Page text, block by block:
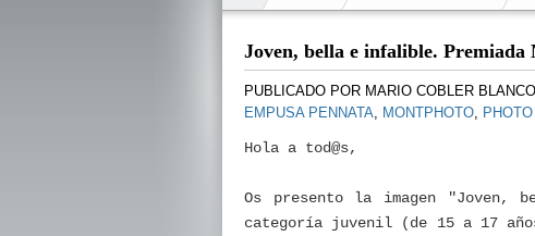
Joven, bella e infalible.
PUBLICADO POR MARIO COBLER BLANCO
EMPUSA PENNATA, MONTPHOTO,
Hola a tod@s,
Os presento la imagen
categoría juvenil (de 15 a 17